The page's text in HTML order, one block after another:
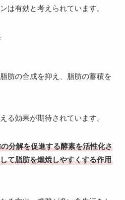
は有効と考えられています。
肪の合成を抑え、脂肪の蓄積を
る効果が期待されています。
分解を促進する酵素を活性化さ
て脂肪を燃焼しやすくする作用